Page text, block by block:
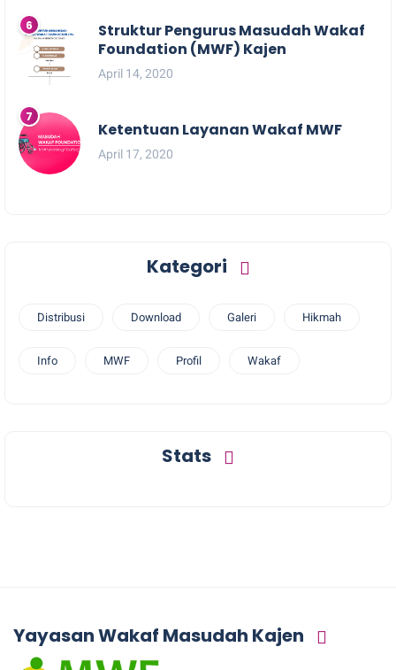
Struktur Pengurus Masudah Wakaf
Foundation (MWF) Kajen
April 14, 2020
Ketentuan Layanan Wakaf MWF
April 17, 2020
Kategori
Distribusi Download Galeri Hikmah
Info MWF Profil Wakaf
Stats
Yayasan Wakaf Masudah Kajen